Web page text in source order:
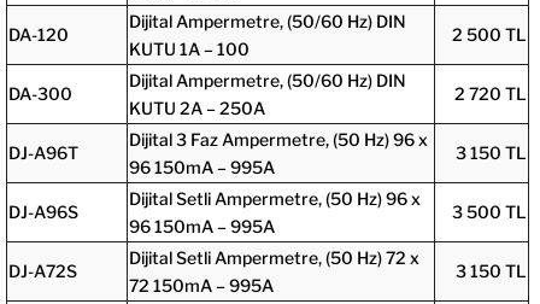
DA-120
Dijital Ampermetre, (50/60 Hz) DIN
KUTU 1A – 100
2 500 TL
DA-300
Dijital Ampermetre, (50/60 Hz) DIN
KUTU 2A – 250A
2 720 TL
DJ-A96T
Dijital 3 Faz Ampermetre, (50 Hz) 96 x
96 150mA – 995A
3 150 TL
DJ-A96S
Dijital Setli Ampermetre, (50 Hz) 96 x
96 150mA – 995A
3 500 TL
DJ-A72S
Dijital Setli Ampermetre, (50 Hz) 72 x
72 150mA – 995A
3 150 TL